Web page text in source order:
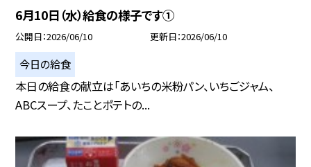
6月10日（水）給食の様子です①
公開日 2026/06/10 更新日 2026/06/10
今日の給食
本日の給食の献立は「あいちの米粉パン、いちごジャム、
ABCスープ、たことポテトの...